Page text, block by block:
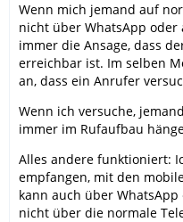
Wenn mich jemand auf
nicht über WhatsApp
immer die Ansage, dass
erreichbar ist. Im selben
an, dass ein Anrufer
Wenn ich versuche,
immer im Rufaufbau
Alles andere funktioniert:
empfangen, mit den
kann auch über
nicht über die normale